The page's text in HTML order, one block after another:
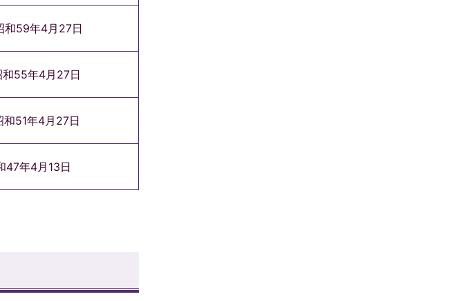
和59年4月27日
55年4月27日
51年4月27日
47年4月13日